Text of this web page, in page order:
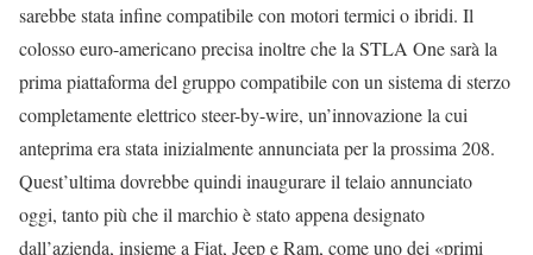
sarebbe stata infine compatibile con motori termici o ibridi. Il
colosso euro-americano precisa inoltre che la STLA One sarà la
prima piattaforma del gruppo compatibile con un sistema di sterzo
completamente elettrico steer-by-wire, un’innovazione la cui
anteprima era stata inizialmente annunciata per la prossima 208.
Quest’ultima dovrebbe quindi inaugurare il telaio annunciato
oggi, tanto più che il marchio è stato appena designato
dall’azienda, insieme a Fiat, Jeep e Ram, come uno dei «primi